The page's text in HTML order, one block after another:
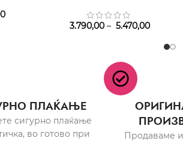
3.790,00 – 5.470,00
ПЛАЌАЊЕ
сигурно плаќање
во готово при
Продаваме